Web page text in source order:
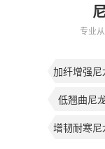
专业
加纤增强尼
低翘曲尼
增韧耐寒尼